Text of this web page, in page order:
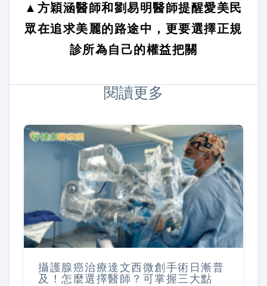
▲方穎涵醫師和劉易明醫師提醒愛美民
眾在追求美麗的路途中，更要選擇正規
診所為自己的權益把關
閱讀更多
攝護腺癌治療達文西微創手術日漸普
及！怎麼選擇醫師？可掌握三大點